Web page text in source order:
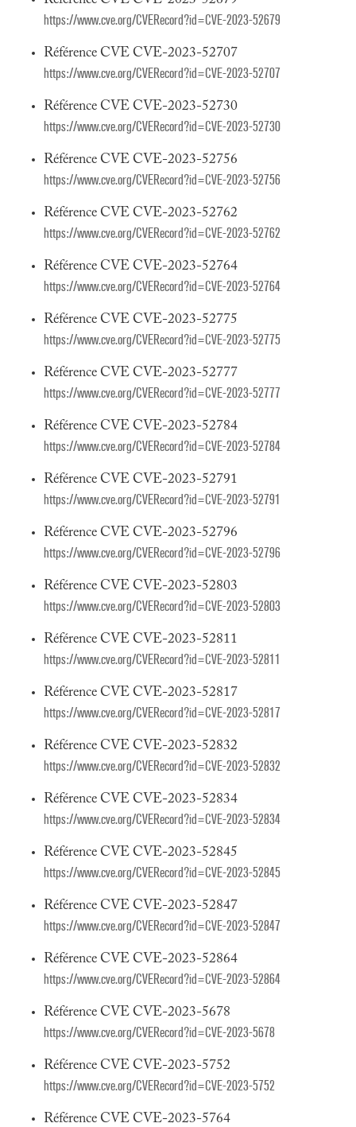
https://www.cve.org/CVERecord?id=CVE-2023-52679
Référence CVE CVE-2023-52707
https://www.cve.org/CVERecord?id=CVE-2023-52707
Référence CVE CVE-2023-52730
https://www.cve.org/CVERecord?id=CVE-2023-52730
Référence CVE CVE-2023-52756
https://www.cve.org/CVERecord?id=CVE-2023-52756
Référence CVE CVE-2023-52762
https://www.cve.org/CVERecord?id=CVE-2023-52762
Référence CVE CVE-2023-52764
https://www.cve.org/CVERecord?id=CVE-2023-52764
Référence CVE CVE-2023-52775
https://www.cve.org/CVERecord?id=CVE-2023-52775
Référence CVE CVE-2023-52777
https://www.cve.org/CVERecord?id=CVE-2023-52777
Référence CVE CVE-2023-52784
https://www.cve.org/CVERecord?id=CVE-2023-52784
Référence CVE CVE-2023-52791
https://www.cve.org/CVERecord?id=CVE-2023-52791
Référence CVE CVE-2023-52796
https://www.cve.org/CVERecord?id=CVE-2023-52796
Référence CVE CVE-2023-52803
https://www.cve.org/CVERecord?id=CVE-2023-52803
Référence CVE CVE-2023-52811
https://www.cve.org/CVERecord?id=CVE-2023-52811
Référence CVE CVE-2023-52817
https://www.cve.org/CVERecord?id=CVE-2023-52817
Référence CVE CVE-2023-52832
https://www.cve.org/CVERecord?id=CVE-2023-52832
Référence CVE CVE-2023-52834
https://www.cve.org/CVERecord?id=CVE-2023-52834
Référence CVE CVE-2023-52845
https://www.cve.org/CVERecord?id=CVE-2023-52845
Référence CVE CVE-2023-52847
https://www.cve.org/CVERecord?id=CVE-2023-52847
Référence CVE CVE-2023-52864
https://www.cve.org/CVERecord?id=CVE-2023-52864
Référence CVE CVE-2023-5678
https://www.cve.org/CVERecord?id=CVE-2023-5678
Référence CVE CVE-2023-5752
https://www.cve.org/CVERecord?id=CVE-2023-5752
Référence CVE CVE-2023-5764